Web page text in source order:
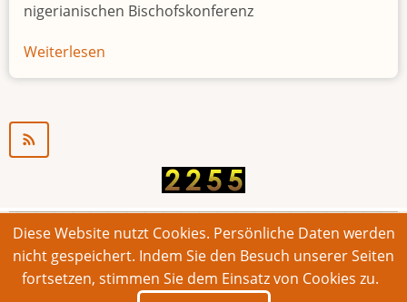
nigerianischen Bischofskonferenz
Weiterlesen
Jugendarbeitslosigkeit
© 2026 Bonner Aufruf. Alle Rechte vorbehalten.
Footer
Impressum Kontakt Intern
Diese Website nutzt Cookies. Persönliche Daten werden
nicht gespeichert. Indem Sie den Besuch unserer Seiten
fortsetzen, stimmen Sie dem Einsatz von Cookies zu.